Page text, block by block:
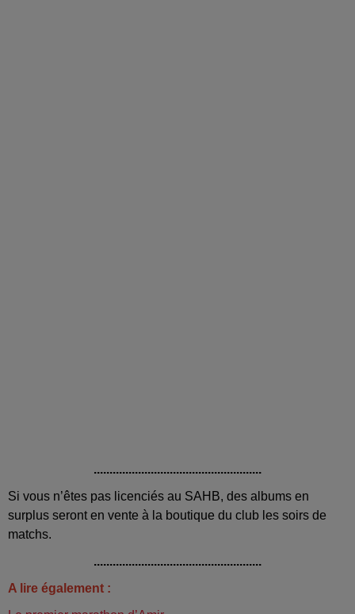
.....................................................
Si vous n’êtes pas licenciés au SAHB, des albums en
surplus seront en vente à la boutique du club les soirs de
matchs.
.....................................................
A lire également :